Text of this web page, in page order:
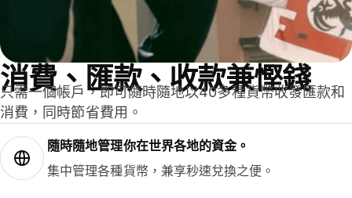
消費、匯款、收款兼慳錢
只需一個帳戶，即可隨時隨地以40多種貨幣收發匯款和
消費，同時節省費用。
隨時隨地管理你在世界各地的資金。
集中管理各種貨幣，兼享秒速兌換之便。